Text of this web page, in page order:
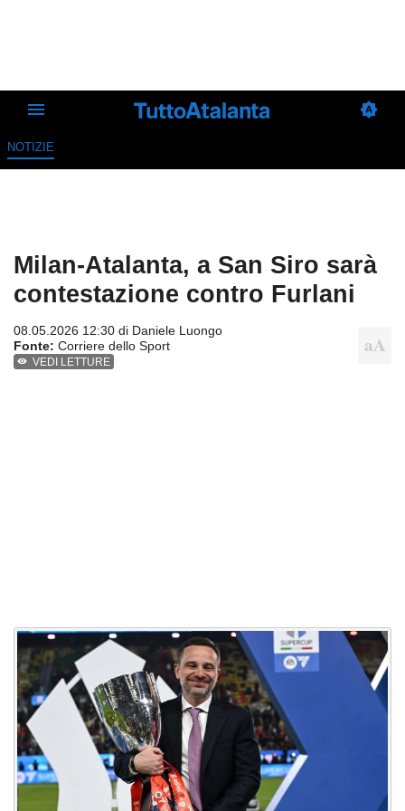
NOTIZIE
Milan-Atalanta, a San Siro sarà
contestazione contro Furlani
08.05.2026 12:30 di Daniele Luongo
Fonte: Corriere dello Sport
VEDI LETTURE